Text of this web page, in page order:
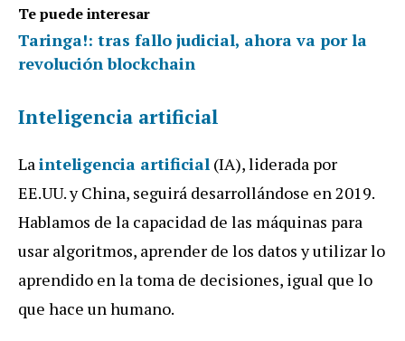
Te puede interesar
Taringa!: tras fallo judicial, ahora va por la
revolución blockchain
Inteligencia artificial
Lainteligencia artificial (IA), liderada por
EE.UU. y China, seguirá desarrollándose en 2019.
Hablamos de la capacidad de las máquinas para
usar algoritmos, aprender de los datos y utilizar lo
aprendido en la toma de decisiones, igual que lo
que hace un humano.